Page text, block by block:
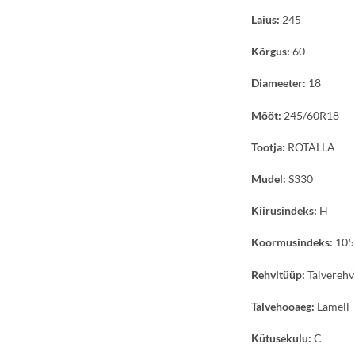
Laius: 245
Kõrgus: 60
Diameeter: 18
Mõõt: 245/60R18
Tootja: ROTALLA
Mudel: S330
Kiirusindeks: H
Koormusindeks: 105
Rehvitüüp:
Talvehooaeg: Lamell
Kütusekulu: C